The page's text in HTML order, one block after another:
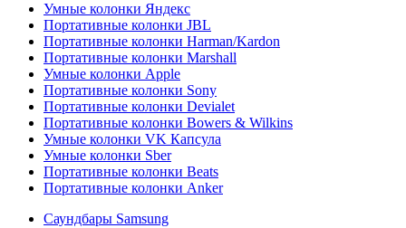
Умные колонки Яндекс
Портативные колонки JBL
Портативные колонки Harman/Kardon
Портативные колонки Marshall
Умные колонки Apple
Портативные колонки Sony
Портативные колонки Devialet
Портативные колонки Bowers & Wilkins
Умные колонки VK Капсула
Умные колонки Sber
Портативные колонки Beats
Портативные колонки Anker
Саундбары Samsung